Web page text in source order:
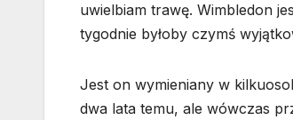
uwielbiam trawę. Wimbledon
tygodnie byłoby czymś
Jest on wymieniany w
dwa lata temu, ale wówczas